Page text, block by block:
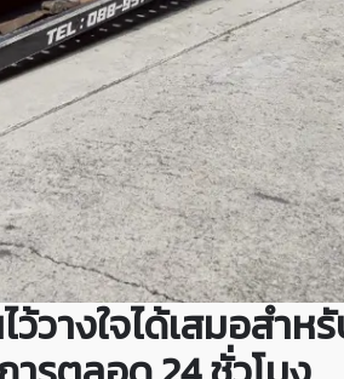
วางใจได้เสมอสำ